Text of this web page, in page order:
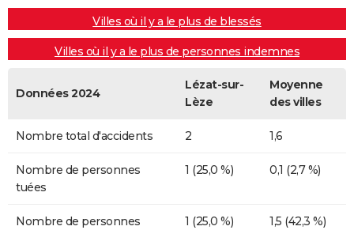
Villes où il y a le plus de blessés
Villes où il y a le plus de personnes indemnes
Données 2024
Lézat-sur-
Lèze
Moyenne
des villes
Nombre total d'accidents 2 1,6
Nombre de personnes
tuées
1 (25,0 %) 0,1 (2,7 %)
Nombre de personnes
1 (25,0 %) 1,5 (42,3 %)